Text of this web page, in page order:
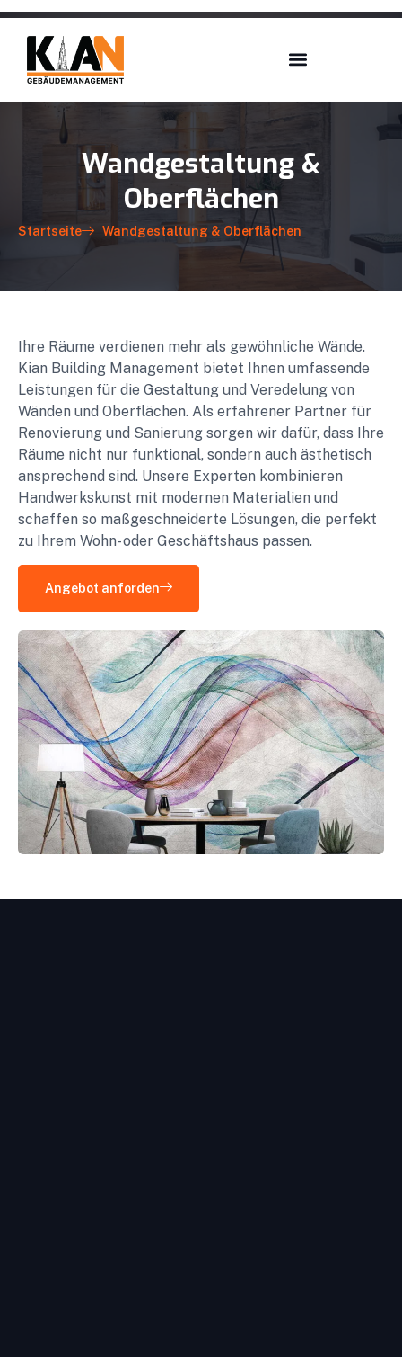
Wandgestaltung &
Oberflächen
Startseite Wandgestaltung & Oberflächen
Ihre Räume verdienen mehr als gewöhnliche Wände.
Kian Building Management bietet Ihnen umfassende
Leistungen für die Gestaltung und Veredelung von
Wänden und Oberflächen. Als erfahrener Partner für
Renovierung und Sanierung sorgen wir dafür, dass Ihre
Räume nicht nur funktional, sondern auch ästhetisch
ansprechend sind. Unsere Experten kombinieren
Handwerkskunst mit modernen Materialien und
schaffen so maßgeschneiderte Lösungen, die perfekt
zu Ihrem Wohn- oder Geschäftshaus passen.
Angebot anforden